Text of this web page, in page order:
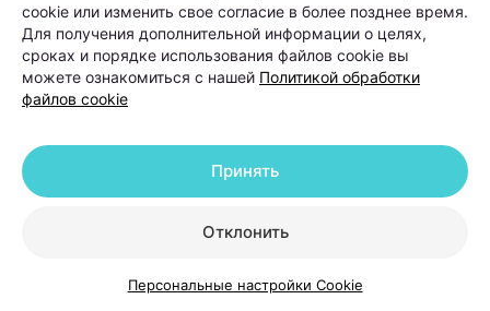
андрогенетической алопеции. Она
помогает восстановить густоту волос
в определенных зонах, но сам процесс
облысения может продолжаться.
Именно поэтому после операции работа с
после пересадки необходимо строго соблюдать
cookie или изменить свое согласие в более позднее время.
Для получения дополнительной информации о целях,
сроках и порядке использования файлов cookie вы
можете ознакомиться с нашей Политикой обработки
файлов cookie
Отклонить
Принять
Персональные настройки Cookie